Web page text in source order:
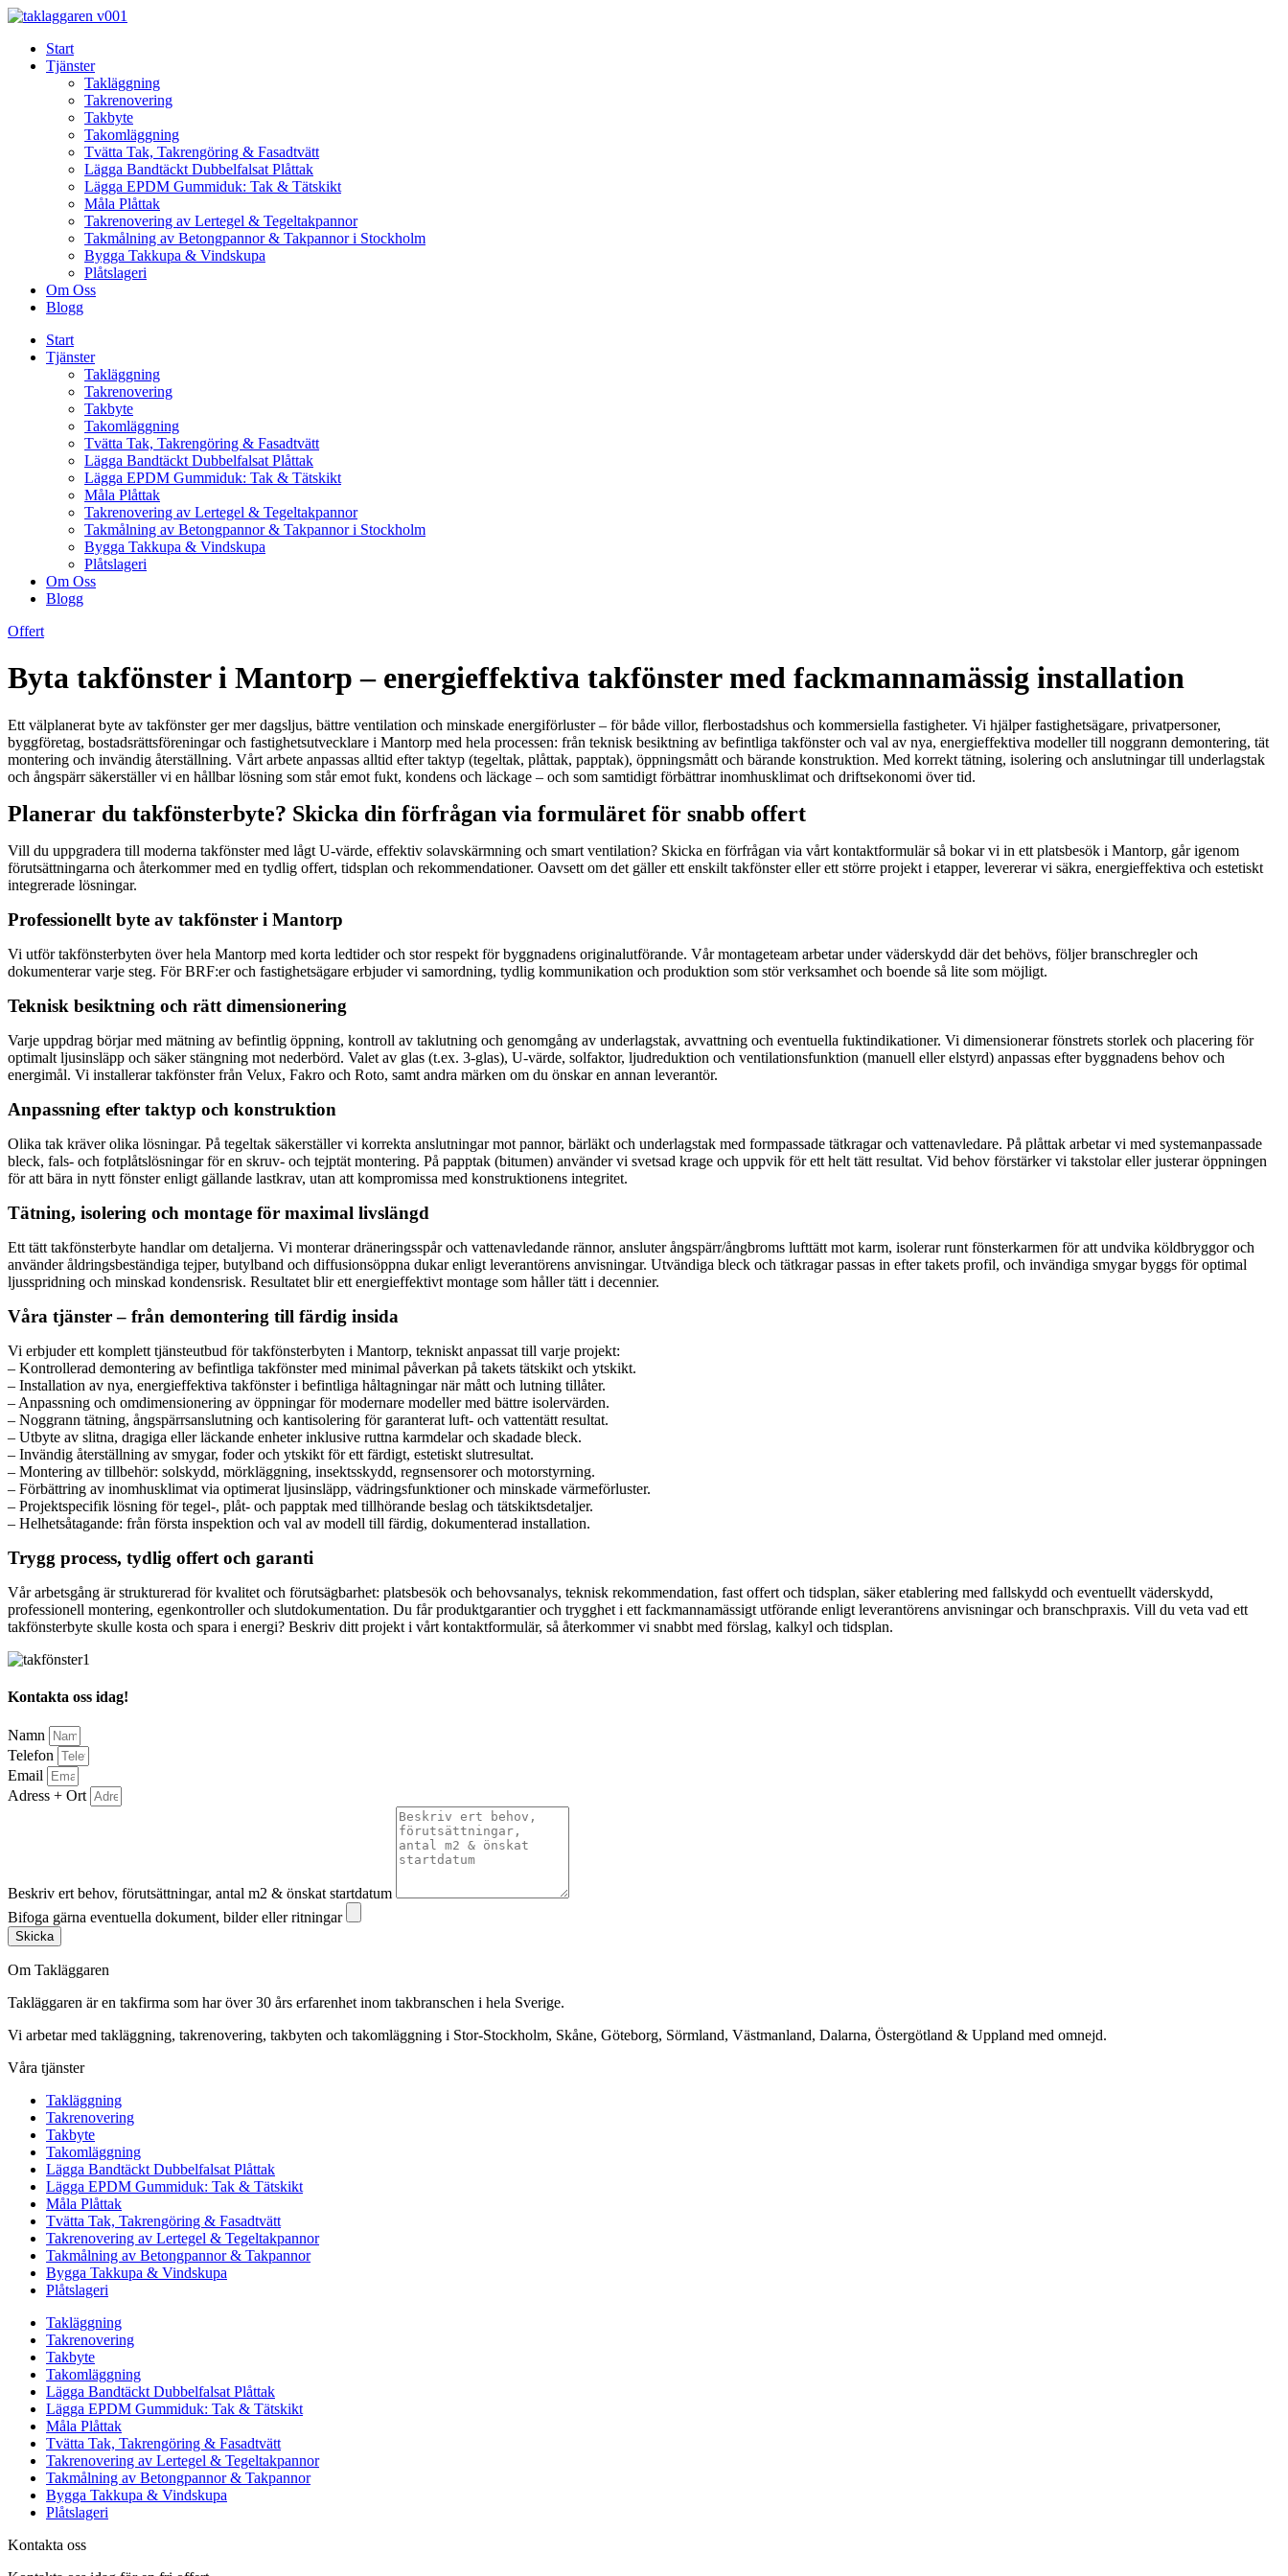
Skip
contentStart
Tjänster
Takläggning
Takrenovering
Takbyte
Takomläggning
Tvätta Tak, Takrengöring & Fasadtvätt
Lägga Bandtäckt Dubbelfalsat Plåttak
Lägga EPDM Gummiduk: Tak & Tätskikt
Måla Plåttak
Takrenovering av Lertegel & Tegeltakpannor
Takmålning av Betongpannor & Takpannor i Stockholm
Bygga Takkupa & Vindskupa
Plåtslageri
Om Oss
Blogg
Start
Tjänster
Takläggning
Takrenovering
Takbyte
Takomläggning
Tvätta Tak, Takrengöring & Fasadtvätt
Lägga Bandtäckt Dubbelfalsat Plåttak
Lägga EPDM Gummiduk: Tak & Tätskikt
Måla Plåttak
Takrenovering av Lertegel & Tegeltakpannor
Takmålning av Betongpannor & Takpannor i Stockholm
Bygga Takkupa & Vindskupa
Plåtslageri
Om Oss
Blogg
Offert
Byta takfönster i Mantorp – energieffektiva takfönster med fackmannamässig installation
Ett välplanerat byte av takfönster ger mer dagsljus, bättre ventilation och minskade energiförluster – för både villor, flerbostadshus och kommersiella fastigheter. Vi hjälper fastighetsägare, privatpersoner,
byggföretag, bostadsrättsföreningar och fastighetsutvecklare i Mantorp med hela processen: från teknisk besiktning av befintliga takfönster och val av nya, energieffektiva modeller till noggrann demontering, tät
montering och invändig återställning. Vårt arbete anpassas alltid efter taktyp (tegeltak, plåttak, papptak), öppningsmått och bärande konstruktion. Med korrekt tätning, isolering och anslutningar till underlagstak
och ångspärr säkerställer vi en hållbar lösning som står emot fukt, kondens och läckage – och som samtidigt förbättrar inomhusklimat och driftsekonomi över tid.
Planerar du takfönsterbyte? Skicka din förfrågan via formuläret för snabb offert
Vill du uppgradera till moderna takfönster med lågt U-värde, effektiv solavskärmning och smart ventilation? Skicka en förfrågan via vårt kontaktformulär så bokar vi in ett platsbesök i Mantorp, går igenom
förutsättningarna och återkommer med en tydlig offert, tidsplan och rekommendationer. Oavsett om det gäller ett enskilt takfönster eller ett större projekt i etapper, levererar vi säkra, energieffektiva och estetiskt
integrerade lösningar.
Professionellt byte av takfönster i Mantorp
Vi utför takfönsterbyten över hela Mantorp med korta ledtider och stor respekt för byggnadens originalutförande. Vår montageteam arbetar under väderskydd där det behövs, följer branschregler och
dokumenterar varje steg. För BRF:er och fastighetsägare erbjuder vi samordning, tydlig kommunikation och produktion som stör verksamhet och boende så lite som möjligt.
Teknisk besiktning och rätt dimensionering
Varje uppdrag börjar med mätning av befintlig öppning, kontroll av taklutning och genomgång av underlagstak, avvattning och eventuella fuktindikationer. Vi dimensionerar fönstrets storlek och placering för
optimalt ljusinsläpp och säker stängning mot nederbörd. Valet av glas (t.ex. 3-glas), U-värde, solfaktor, ljudreduktion och ventilationsfunktion (manuell eller elstyrd) anpassas efter byggnadens behov och
energimål. Vi installerar takfönster från Velux, Fakro och Roto, samt andra märken om du önskar en annan leverantör.
Anpassning efter taktyp och konstruktion
Olika tak kräver olika lösningar. På tegeltak säkerställer vi korrekta anslutningar mot pannor, bärläkt och underlagstak med formpassade tätkragar och vattenavledare. På plåttak arbetar vi med systemanpassade
bleck, fals- och fotplåtslösningar för en skruv- och tejptät montering. På papptak (bitumen) använder vi svetsad krage och uppvik för ett helt tätt resultat. Vid behov förstärker vi takstolar eller justerar öppningen
för att bära in nytt fönster enligt gällande lastkrav, utan att kompromissa med konstruktionens integritet.
Tätning, isolering och montage för maximal livslängd
Ett tätt takfönsterbyte handlar om detaljerna. Vi monterar dräneringsspår och vattenavledande rännor, ansluter ångspärr/ångbroms lufttätt mot karm, isolerar runt fönsterkarmen för att undvika köldbryggor och
använder åldringsbeständiga tejper, butylband och diffusionsöppna dukar enligt leverantörens anvisningar. Utvändiga bleck och tätkragar passas in efter takets profil, och invändiga smygar byggs för optimal
ljusspridning och minskad kondensrisk. Resultatet blir ett energieffektivt montage som håller tätt i decennier.
Våra tjänster – från demontering till färdig insida
Vi erbjuder ett komplett tjänsteutbud för takfönsterbyten i Mantorp, tekniskt anpassat till varje projekt:
– Kontrollerad demontering av befintliga takfönster med minimal påverkan på takets tätskikt och ytskikt.
– Installation av nya, energieffektiva takfönster i befintliga håltagningar när mått och lutning tillåter.
– Anpassning och omdimensionering av öppningar för modernare modeller med bättre isolervärden.
– Noggrann tätning, ångspärrsanslutning och kantisolering för garanterat luft- och vattentätt resultat.
– Utbyte av slitna, dragiga eller läckande enheter inklusive ruttna karmdelar och skadade bleck.
– Invändig återställning av smygar, foder och ytskikt för ett färdigt, estetiskt slutresultat.
– Montering av tillbehör: solskydd, mörkläggning, insektsskydd, regnsensorer och motorstyrning.
– Förbättring av inomhusklimat via optimerat ljusinsläpp, vädringsfunktioner och minskade värmeförluster.
– Projektspecifik lösning för tegel-, plåt- och papptak med tillhörande beslag och tätskiktsdetaljer.
– Helhetsåtagande: från första inspektion och val av modell till färdig, dokumenterad installation.
Trygg process, tydlig offert och garanti
Vår arbetsgång är strukturerad för kvalitet och förutsägbarhet: platsbesök och behovsanalys, teknisk rekommendation, fast offert och tidsplan, säker etablering med fallskydd och eventuellt väderskydd,
professionell montering, egenkontroller och slutdokumentation. Du får produktgarantier och trygghet i ett fackmannamässigt utförande enligt leverantörens anvisningar och branschpraxis. Vill du veta vad ett
takfönsterbyte skulle kosta och spara i energi? Beskriv ditt projekt i vårt kontaktformulär, så återkommer vi snabbt med förslag, kalkyl och tidsplan.
Kontakta oss idag!
Namn
Telefon
Email
Adress + Ort
Beskriv ert behov, förutsättningar, antal m2 & önskat startdatum
Bifoga gärna eventuella dokument, bilder eller ritningar
Skicka
Om Takläggaren
Takläggaren är en takfirma som har över 30 års erfarenhet inom takbranschen i hela Sverige.
Vi arbetar med takläggning, takrenovering, takbyten och takomläggning i Stor-Stockholm, Skåne, Göteborg, Sörmland, Västmanland, Dalarna, Östergötland & Uppland med omnejd.
Våra tjänster
Takläggning
Takrenovering
Takbyte
Takomläggning
Lägga Bandtäckt Dubbelfalsat Plåttak
Lägga EPDM Gummiduk: Tak & Tätskikt
Måla Plåttak
Tvätta Tak, Takrengöring & Fasadtvätt
Takrenovering av Lertegel & Tegeltakpannor
Takmålning av Betongpannor & Takpannor
Bygga Takkupa & Vindskupa
Plåtslageri
Takläggning
Takrenovering
Takbyte
Takomläggning
Lägga Bandtäckt Dubbelfalsat Plåttak
Lägga EPDM Gummiduk: Tak & Tätskikt
Måla Plåttak
Tvätta Tak, Takrengöring & Fasadtvätt
Takrenovering av Lertegel & Tegeltakpannor
Takmålning av Betongpannor & Takpannor
Bygga Takkupa & Vindskupa
Plåtslageri
Kontakta oss